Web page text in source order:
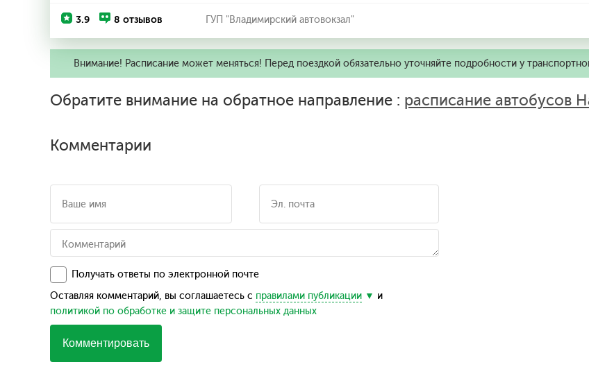
3.9 8 отзывов ГУП "Владимирский автовокзал"
Внимание! Расписание может меняться! Перед поездкой обязательно уточняйте подробности у
Обратите внимание на обратное направление : расписание автобусов
Комментарии
Получать ответы по электронной почте
Оставляя комментарий, вы соглашаетесь с правилами публикации
и
политикой по обработке и защите персональных данных
Комментировать